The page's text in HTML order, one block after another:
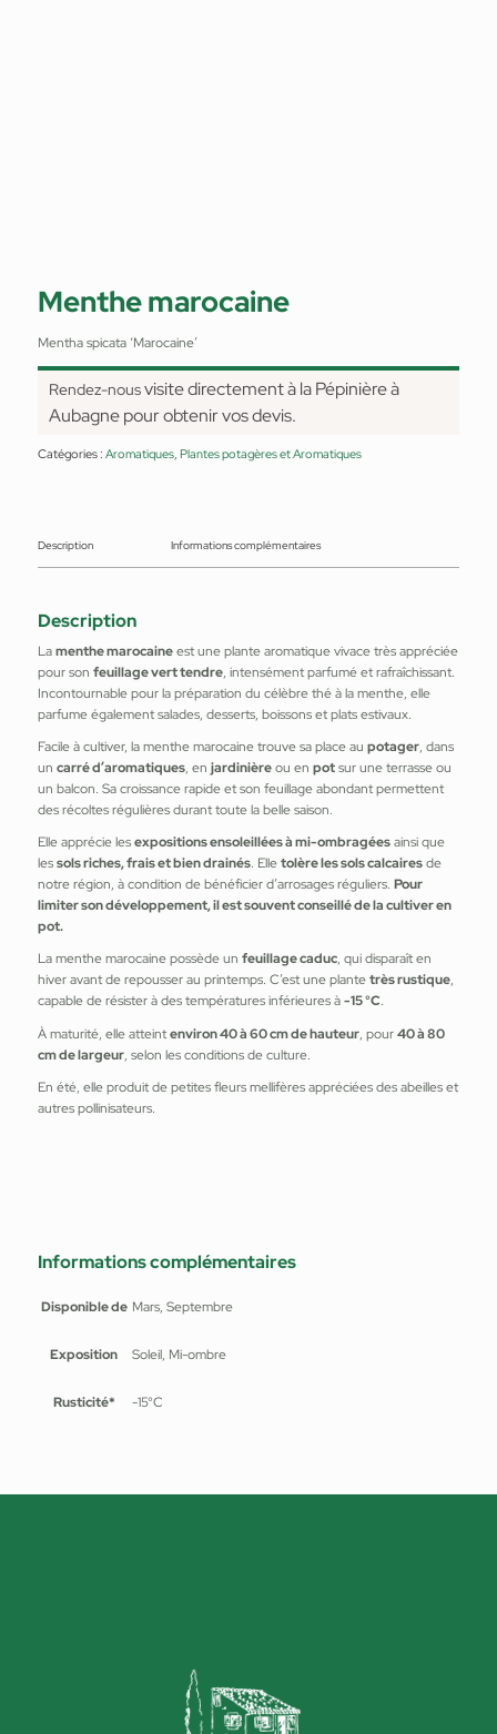
Menthe marocaine
Mentha spicata ‘Marocaine’
Rendez-nousvisite directement à la Pépinière à
Aubagne pour obtenir vos devis.
Catégories : Aromatiques, Plantes potagères et Aromatiques
Description Informations complémentaires
Description
Lamenthe marocaineest une plante aromatique vivace très appréciée
pour son feuillage vert tendre, intensément parfumé et rafraîchissant.
Incontournable pour la préparation du célèbre thé à la menthe, elle
parfume également salades, desserts, boissons et plats estivaux.
Facile à cultiver, la menthe marocaine trouve sa place au potager, dans
un carré d’aromatiques, en jardinièreou en potsur une terrasse ou
un balcon. Sa croissance rapide et son feuillage abondant permettent
des récoltes régulières durant toute la belle saison.
Elle apprécie lesexpositions ensoleillées à mi-ombragéesainsi que
lessols riches, frais et bien drainés. Elletolère les sols calcairesde
notre région, à condition de bénéficier d’arrosages réguliers. Pour
limiter son développement, il est souvent conseillé de la cultiver en
pot.
La menthe marocaine possède un feuillage caduc, qui disparaît en
hiver avant de repousser au printemps. C’est une plantetrès rustique,
capable de résister à des températures inférieures à-15 °C.
À maturité, elle atteintenviron 40 à 60 cm de hauteur, pour40 à 80
cm de largeur, selon les conditions de culture.
En été, elle produit de petites fleurs mellifères appréciées des abeilles et
autres pollinisateurs.
Informations complémentaires
Disponible de Mars, Septembre
Exposition Soleil, Mi-ombre
Rusticité* -15°C